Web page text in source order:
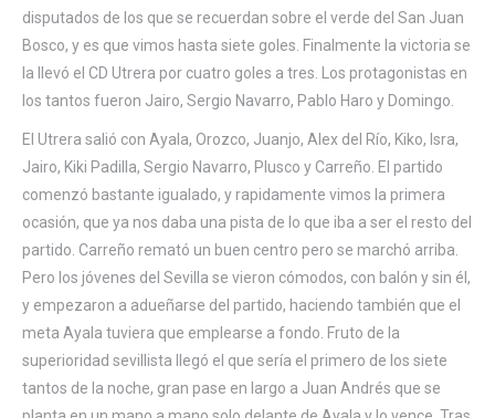
disputados de los que se recuerdan sobre el verde del San Juan
Bosco, y es que vimos hasta siete goles. Finalmente la victoria se
la llevó el CD Utrera por cuatro goles a tres. Los protagonistas en
los tantos fueron Jairo, Sergio Navarro, Pablo Haro y Domingo.
El Utrera salió con Ayala, Orozco, Juanjo, Alex del Río, Kiko, Isra,
Jairo, Kiki Padilla, Sergio Navarro, Plusco y Carreño. El partido
comenzó bastante igualado, y rapidamente vimos la primera
ocasión, que ya nos daba una pista de lo que iba a ser el resto del
partido. Carreño remató un buen centro pero se marchó arriba.
Pero los jóvenes del Sevilla se vieron cómodos, con balón y sin él,
y empezaron a adueñarse del partido, haciendo también que el
meta Ayala tuviera que emplearse a fondo. Fruto de la
superioridad sevillista llegó el que sería el primero de los siete
tantos de la noche, gran pase en largo a Juan Andrés que se